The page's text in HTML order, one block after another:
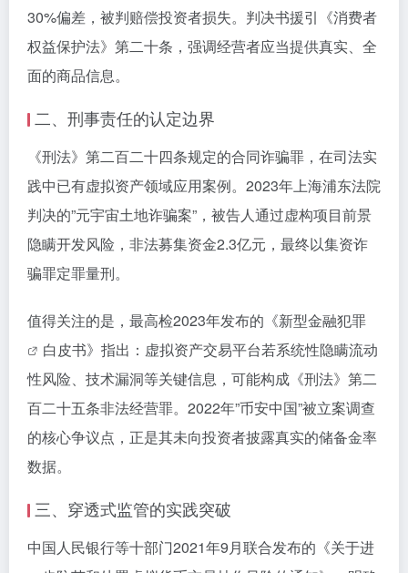
30%偏差，被判赔偿投资者损失。判决书援引《消费者
权益保护法》第二十条，强调经营者应当提供真实、全
面的商品信息。
二、刑事责任的认定边界
《刑法》第二百二十四条规定的合同诈骗罪，在司法实
践中已有虚拟资产领域应用案例。2023年上海浦东法院
判决的”元宇宙土地诈骗案”，被告人通过虚构项目前景
隐瞒开发风险，非法募集资金2.3亿元，最终以集资诈
骗罪定罪量刑。
值得关注的是，最高检2023年发布的《新型金融犯罪
白皮书》指出：虚拟资产交易平台若系统性隐瞒流动
性风险、技术漏洞等关键信息，可能构成《刑法》第二
百二十五条非法经营罪。2022年”币安中国”被立案调查
的核心争议点，正是其未向投资者披露真实的储备金率
数据。
三、穿透式监管的实践突破
中国人民银行等十部门2021年9月联合发布的《关于进